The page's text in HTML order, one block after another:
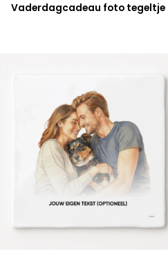
Vaderdagcadeau foto tegeltje